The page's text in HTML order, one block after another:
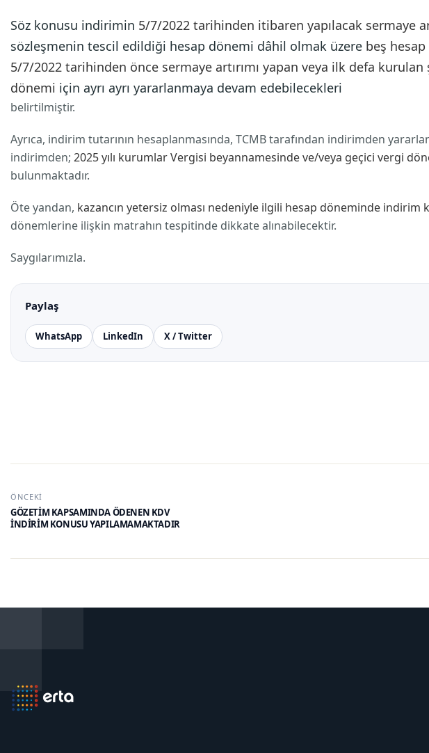
Söz konusu indirimin 5/7/2022 tarihinden itibaren yapılacak sermaye
sözleşmenin tescil edildiği hesap dönemi dâhil olmak üzere beş hesap
5/7/2022 tarihinden önce sermaye artırımı yapan veya ilk defa kurulan
dönemi için ayrı ayrı yararlanmaya devam edebilecekleri
belirtilmiştir.
Ayrıca, indirim tutarının hesaplanmasında, TCMB tarafından indirimden
indirimden; 2025 yılı kurumlar Vergisi beyannamesinde ve/veya geçici vergi
bulunmaktadır.
Öte yandan, kazancın yetersiz olması nedeniyle ilgili hesap döneminde indirim
dönemlerine ilişkin matrahın tespitinde dikkate alınabilecektir.
Saygılarımızla.
Paylaş
WhatsApp LinkedIn X / Twitter
ÖNCEKI
GÖZETİM KAPSAMINDA ÖDENEN KDV
İNDİRİM KONUSU YAPILAMAMAKTADIR